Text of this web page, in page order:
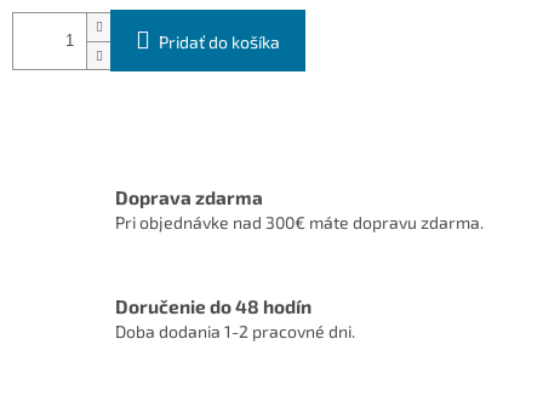
Pridať do košíka
Doprava zdarma
Pri objednávke nad 300€ máte dopravu zdarma.
Doručenie do 48 hodín
Doba dodania 1-2 pracovné dni.